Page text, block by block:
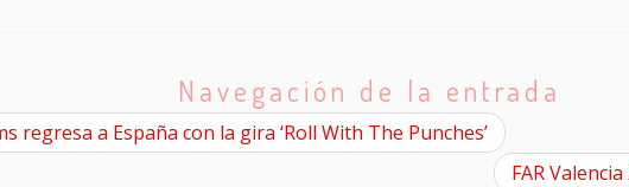
Navegación de la entrada
regresa a España con la gira ‘Roll With The Punches’
FAR